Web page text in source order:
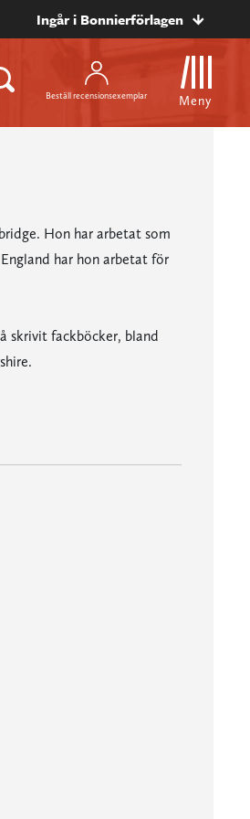
Ingår i Bonnierförlagen
Beställ recensionsexemplar Meny
Hon har arbetat som
har hon arbetat för
skrivit fackböcker, bland